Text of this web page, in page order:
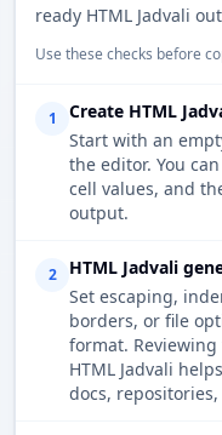
ready HTML Jadvali
Use these checks before
1
Create HTML
Start with an
the editor. You
cell values, and
output.
2
HTML Jadvali
Set escaping,
borders, or file
format.
HTML Jadvali
docs,